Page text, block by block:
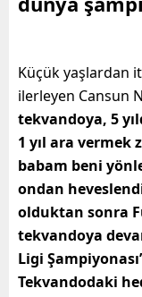
Küçük yaşlardan
ilerleyen Cansun
tekvandoya, 5
1 yıl ara vermek
babam beni
ondan
olduktan sonra
tekvandoya
Ligi
Tekvandodaki